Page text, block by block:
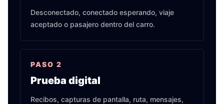
Desconectado, conectado esperando, viaje
aceptado o pasajero dentro del carro.
PASO 2
Prueba digital
Recibos, capturas de pantalla, ruta, mensajes,